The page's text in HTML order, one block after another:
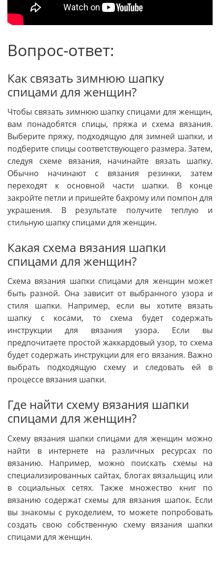
Вопрос-ответ:
Как связать зимнюю шапку
спицами для женщин?
Чтобы связать зимнюю шапку спицами для женщин,
вам понадобятся спицы, пряжа и схема вязания.
Выберите пряжу, подходящую для зимней шапки, и
подберите спицы соответствующего размера. Затем,
следуя схеме вязания, начинайте вязать шапку.
Обычно начинают с вязания резинки, затем
переходят к основной части шапки. В конце
закройте петли и пришейте бахрому или помпон для
украшения. В результате получите теплую и
стильную шапку спицами для женщин.
Какая схема вязания шапки
спицами для женщин?
Схема вязания шапки спицами для женщин может
быть разной. Она зависит от выбранного узора и
стиля шапки. Например, если вы хотите вязать
шапку с косами, то схема будет содержать
инструкции для вязания узора. Если вы
предпочитаете простой жаккардовый узор, то схема
будет содержать инструкции для его вязания. Важно
выбрать подходящую схему и следовать ей в
процессе вязания шапки.
Где найти схему вязания шапки
спицами для женщин?
Схему вязания шапки спицами для женщин можно
найти в интернете на различных ресурсах по
вязанию. Например, можно поискать схемы на
специализированных сайтах, блогах вязальщиц или
в социальных сетях. Также множество книг по
вязанию содержат схемы для вязания шапок. Если
вы знакомы с рукоделием, то можете попробовать
создать свою собственную схему вязания шапки
спицами для женщин.